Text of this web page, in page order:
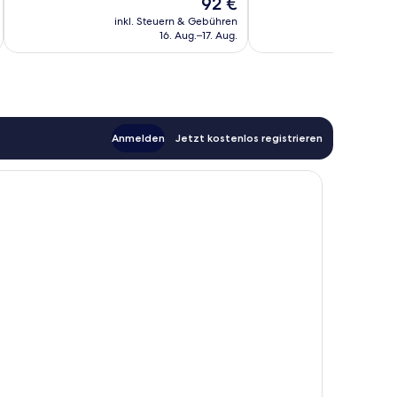
Preis
beträgt
inkl. Steuern & Gebühren
16. Aug.–17. Aug.
Anmelden Jetzt kostenlos registrieren